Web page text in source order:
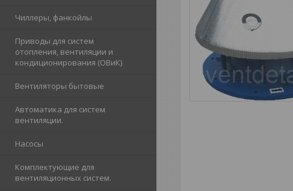
Чиллеры, фанкойлы
Приводы для систем
отопления, вентиляции и
кондиционирования (ОВиК)
Вентиляторы бытовые
Автоматика для систем
вентиляции.
Насосы
Комплектующие для
вентиляционных систем.